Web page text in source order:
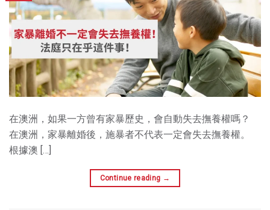
在澳洲，如果一方曾有家暴歷史，會自動失去撫養權嗎？
在澳洲，家暴離婚後，施暴者不代表一定會失去撫養權。
根據澳 […]
Continue reading →